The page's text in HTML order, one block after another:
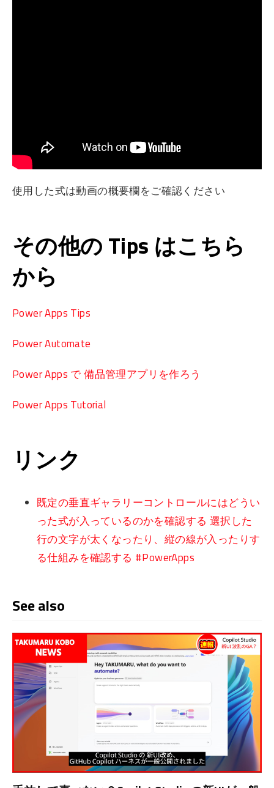
使用した式は動画の概要欄をご確認ください
その他の Tips はこちら
から
Power Apps Tips
Power Automate
Power Apps で 備品管理アプリを作ろう
Power Apps Tutorial
リンク
既定の垂直ギャラリーコントロールにはどうい
った式が入っているのかを確認する 選択した
行の文字が太くなったり、縦の線が入ったりす
る仕組みを確認する #PowerApps
See also